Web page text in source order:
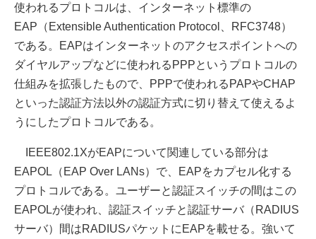
使われるプロトコルは、インターネット標準の
EAP（Extensible Authentication Protocol、RFC3748）
である。EAPはインターネットのアクセスポイントへの
ダイヤルアップなどに使われるPPPというプロトコルの
仕組みを拡張したもので、PPPで使われるPAPやCHAP
といった認証方法以外の認証方式に切り替えて使えるよ
うにしたプロトコルである。
IEEE802.1XがEAPについて関連している部分は
EAPOL（EAP Over LANs）で、EAPをカプセル化する
プロトコルである。ユーザーと認証スイッチの間はこの
EAPOLが使われ、認証スイッチと認証サーバ（RADIUS
サーバ）間はRADIUSパケットにEAPを載せる。強いて